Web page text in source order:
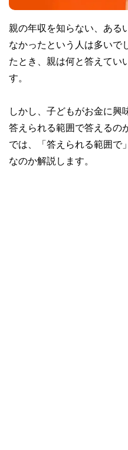
親の年収を知らない、ある
なかったという人は多いで
たとき、親は何と答えてい
す。
しかし、子どもがお金に興
答えられる範囲で答えるの
では、「答えられる範囲で
なのか解説します。